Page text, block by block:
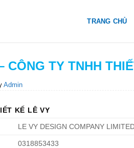
TRANG CHỦ
CÔNG TY TNHH
Admin
KẾ LÊ VY
LE VY DESIGN COMPANY
0318853433